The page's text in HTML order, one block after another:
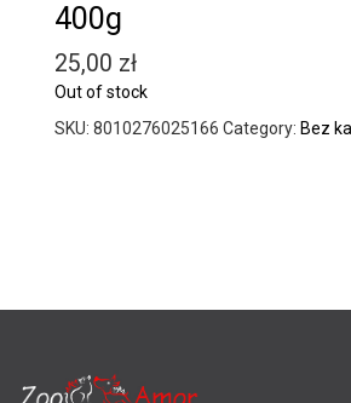
400g
25,00 zł
Out of stock
SKU: 8010276025166 Category: Bez